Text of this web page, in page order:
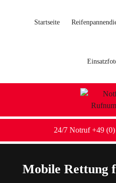
Startseite
24/7 Notruf +49
Mobile Rettung